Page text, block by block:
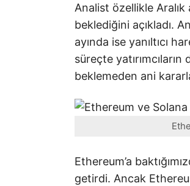
Analist özellikle
beklediğini açıkladı.
ayında ise yanıltıcı
süreçte
beklemeden ani
Ethereum’a
getirdi. Ancak